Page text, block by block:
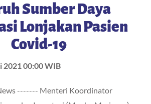
Sumber Daya
Lonjakan Pasien
Covid-19
2021 00:00 WIB
------- Menteri Koordinator